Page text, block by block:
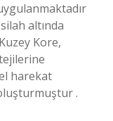
altında
Kore,
harekat
.